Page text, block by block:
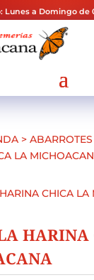
Lunes a Domingo de
> ABARROTES
LA
HARINA